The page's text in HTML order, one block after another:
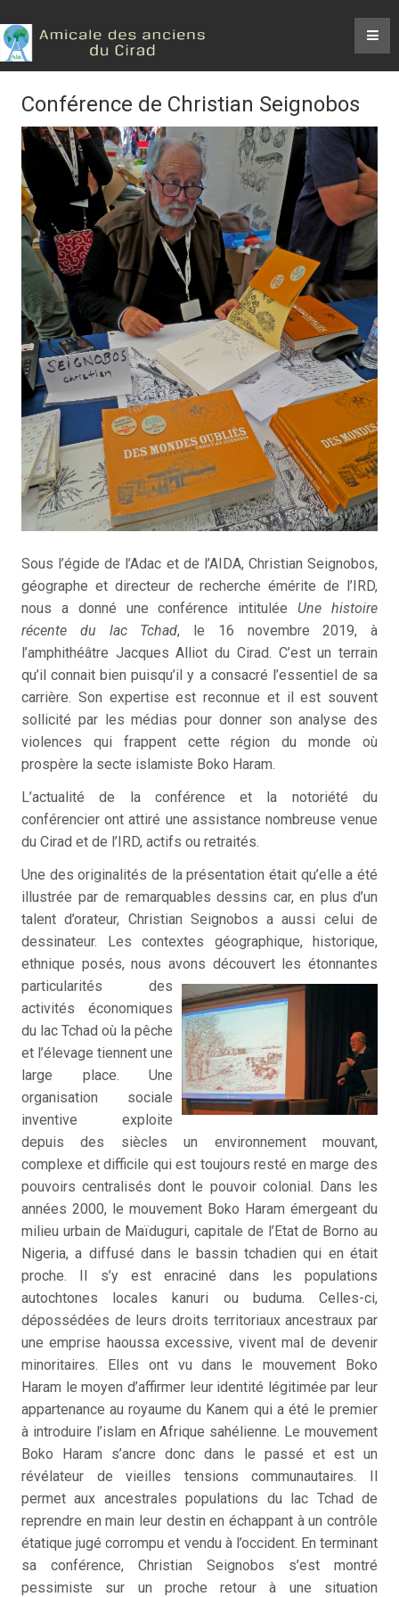
Conférence de Christian Seignobos
Sous l’égide de l’Adac et de l’AIDA, Christian Seignobos,
géographe et directeur de recherche émérite de l’IRD,
nous a donné une conférence intitulée Une histoire
récente du lac Tchad, le 16 novembre 2019, à
l’amphithéâtre Jacques Alliot du Cirad. C’est un terrain
qu’il connait bien puisqu’il y a consacré l’essentiel de sa
carrière. Son expertise est reconnue et il est souvent
sollicité par les médias pour donner son analyse des
violences qui frappent cette région du monde où
prospère la secte islamiste Boko Haram.
L’actualité de la conférence et la notoriété du
conférencier ont attiré une assistance nombreuse venue
du Cirad et de l’IRD, actifs ou retraités.
Une des originalités de la présentation était qu’elle a été
illustrée par de remarquables dessins car, en plus d’un
talent d’orateur, Christian Seignobos a aussi celui de
dessinateur. Les contextes géographique, historique,
ethnique posés, nous avons découvert les étonnantes
particularités des
activités économiques
du lac Tchad où la pêche
et l’élevage tiennent une
large place. Une
organisation sociale
inventive exploite
depuis des siècles un environnement mouvant,
complexe et difficile qui est toujours resté en marge des
pouvoirs centralisés dont le pouvoir colonial. Dans les
années 2000, le mouvement Boko Haram émergeant du
milieu urbain de Maïduguri, capitale de l’Etat de Borno au
Nigeria, a diffusé dans le bassin tchadien qui en était
proche. Il s’y est enraciné dans les populations
autochtones locales kanuri ou buduma. Celles-ci,
dépossédées de leurs droits territoriaux ancestraux par
une emprise haoussa excessive, vivent mal de devenir
minoritaires. Elles ont vu dans le mouvement Boko
Haram le moyen d’affirmer leur identité légitimée par leur
appartenance au royaume du Kanem qui a été le premier
à introduire l’islam en Afrique sahélienne. Le mouvement
Boko Haram s’ancre donc dans le passé et est un
révélateur de vieilles tensions communautaires. Il
permet aux ancestrales populations du lac Tchad de
reprendre en main leur destin en échappant à un contrôle
étatique jugé corrompu et vendu à l’occident. En terminant
sa conférence, Christian Seignobos s’est montré
pessimiste sur un proche retour à une situation